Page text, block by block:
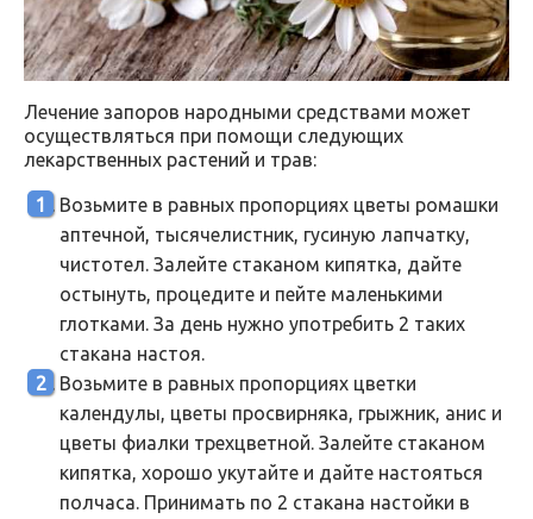
Лечение запоров народными средствами может
осуществляться при помощи следующих
лекарственных растений и трав:
Возьмите в равных пропорциях цветы ромашки
аптечной, тысячелистник, гусиную лапчатку,
чистотел. Залейте стаканом кипятка, дайте
остынуть, процедите и пейте маленькими
глотками. За день нужно употребить 2 таких
стакана настоя.
Возьмите в равных пропорциях цветки
календулы, цветы просвирняка, грыжник, анис и
цветы фиалки трехцветной. Залейте стаканом
кипятка, хорошо укутайте и дайте настояться
полчаса. Принимать по 2 стакана настойки в